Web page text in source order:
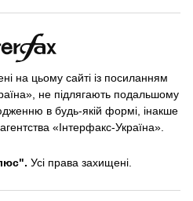
на цьому сайті із посиланням
не підлягають подальшому
в будь-якій формі, інакше
«Інтерфакс-Україна».
Усі права захищені.